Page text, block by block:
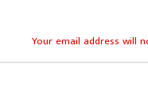
Your email address will